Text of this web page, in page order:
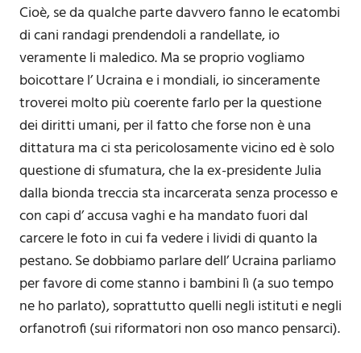
Cioè, se da qualche parte davvero fanno le ecatombi
di cani randagi prendendoli a randellate, io
veramente li maledico. Ma se proprio vogliamo
boicottare l’ Ucraina e i mondiali, io sinceramente
troverei molto più coerente farlo per la questione
dei diritti umani, per il fatto che forse non è una
dittatura ma ci sta pericolosamente vicino ed è solo
questione di sfumatura, che la ex-presidente Julia
dalla bionda treccia sta incarcerata senza processo e
con capi d’ accusa vaghi e ha mandato fuori dal
carcere le foto in cui fa vedere i lividi di quanto la
pestano. Se dobbiamo parlare dell’ Ucraina parliamo
per favore di come stanno i bambini lì (a suo tempo
ne ho parlato), soprattutto quelli negli istituti e negli
orfanotrofi (sui riformatori non oso manco pensarci).